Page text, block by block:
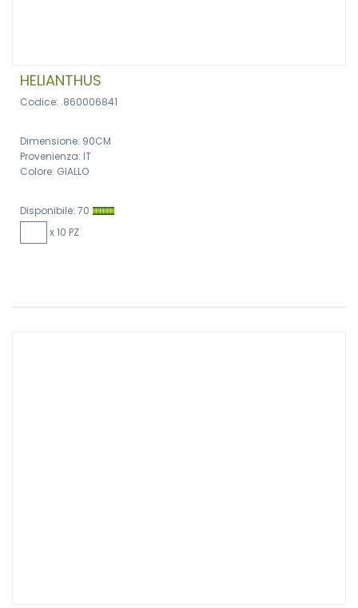
HELIANTHUS
Codice: .860006841
Dimensione: 90CM
Provenienza: IT
Colore: GIALLO
Disponibile: 70
x 10 PZ